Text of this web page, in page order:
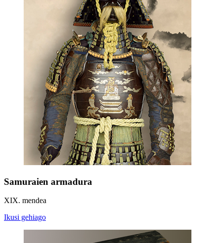
Samuraien armadura
XIX. mendea
Ikusi gehiago